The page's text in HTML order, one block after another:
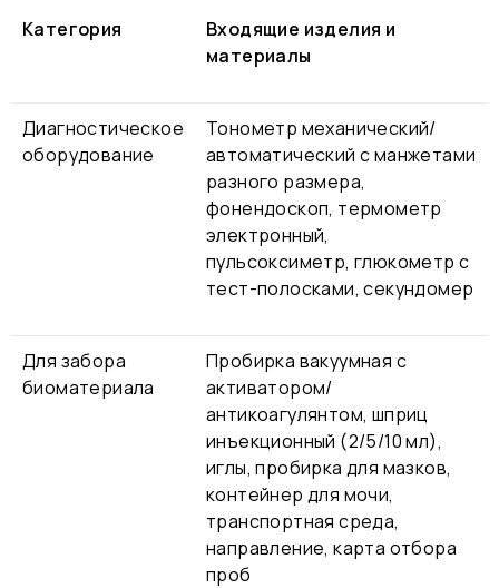
Категория
Входящие изделия и
материалы
Диагностическое
оборудование
Тонометр механический/
автоматический с манжетами
разного размера,
фонендоскоп, термометр
электронный,
пульсоксиметр, глюкометр с
тест-полосками, секундомер
Для забора
биоматериала
Пробирка вакуумная с
активатором/
антикоагулянтом, шприц
инъекционный (2/5/10 мл),
иглы, пробирка для мазков,
контейнер для мочи,
транспортная среда,
направление, карта отбора
проб